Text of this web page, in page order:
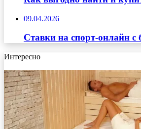
09.04.2026
Ставки на спорт-онлайн
Интересно